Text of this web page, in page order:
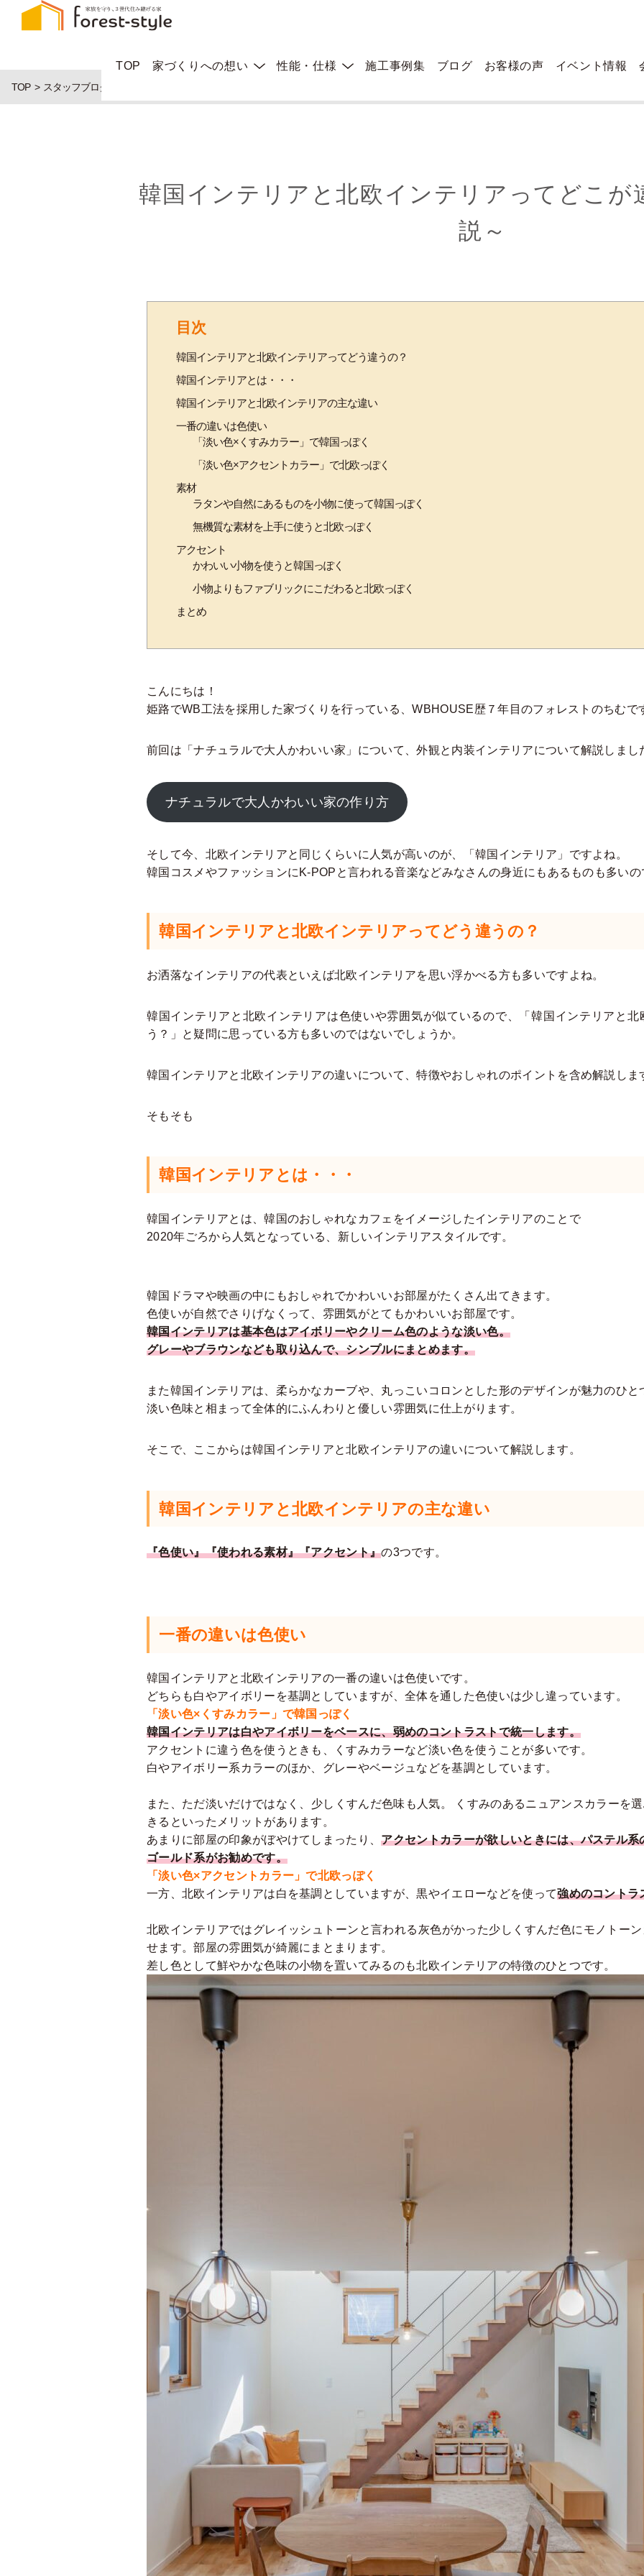
TOP 家づくりへの想い 性能・仕様 施工事例集 ブログ お客様の声 イベント情報
TOP スタッフブログ
韓国インテリアと北欧インテリアってどこが
説～
目次
韓国インテリアと北欧インテリアってどう違うの？
韓国インテリアとは・・・
韓国インテリアと北欧インテリアの主な違い
一番の違いは色使い
「淡い色×くすみカラー」で韓国っぽく
「淡い色×アクセントカラー」で北欧っぽく
素材
ラタンや自然にあるものを小物に使って韓国っぽく
無機質な素材を上手に使うと北欧っぽく
アクセント
かわいい小物を使うと韓国っぽく
小物よりもファブリックにこだわると北欧っぽく
まとめ
こんにちは！
姫路でWB工法を採用した家づくりを行っている、WBHOUSE歴７年目のフォレストのちむで
前回は「ナチュラルで大人かわいい家」について、外観と内装インテリアについて解説しまし
ナチュラルで大人かわいい家の作り方
そして今、北欧インテリアと同じくらいに人気が高いのが、「韓国インテリア」ですよね。
韓国コスメやファッションにK-POPと言われる音楽などみなさんの身近にもあるものも多いの
韓国インテリアと北欧インテリアってどう違うの？
お洒落なインテリアの代表といえば北欧インテリアを思い浮かべる方も多いですよね。
韓国インテリアと北欧インテリアは色使いや雰囲気が似ているので、「韓国インテリアと
う？」と疑問に思っている方も多いのではないでしょうか。
韓国インテリアと北欧インテリアの違いについて、特徴やおしゃれのポイントを含め解説しま
そもそも
韓国インテリアとは・・・
韓国インテリアとは、韓国のおしゃれなカフェをイメージしたインテリアのことで
2020年ごろから人気となっている、新しいインテリアスタイルです。
韓国ドラマや映画の中にもおしゃれでかわいいお部屋がたくさん出てきます。
色使いが自然でさりげなくって、雰囲気がとてもかわいいお部屋です。
韓国インテリアは基本色はアイボリーやクリーム色のような淡い色。
グレーやブラウンなども取り込んで、シンプルにまとめます。
また韓国インテリアは、柔らかなカーブや、丸っこいコロンとした形のデザインが魅力のひと
淡い色味と相まって全体的にふんわりと優しい雰囲気に仕上がります。
そこで、ここからは韓国インテリアと北欧インテリアの違いについて解説します。
韓国インテリアと北欧インテリアの主な違い
『色使い』『使われる素材』『アクセント』の3つです。
一番の違いは色使い
韓国インテリアと北欧インテリアの一番の違いは色使いです。
どちらも白やアイボリーを基調としていますが、全体を通した色使いは少し違っています。
「淡い色×くすみカラー」で韓国っぽく
韓国インテリアは白やアイボリーをベースに、弱めのコントラストで統一します。
アクセントに違う色を使うときも、くすみカラーなど淡い色を使うことが多いです。
白やアイボリー系カラーのほか、グレーやベージュなどを基調としています。
また、ただ淡いだけではなく、少しくすんだ色味も人気。 くすみのあるニュアンスカラーを
きるといったメリットがあります。
あまりに部屋の印象がぼやけてしまったり、アクセントカラーが欲しいときには、パステル系
ゴールド系がお勧めです。
「淡い色×アクセントカラー」で北欧っぽく
一方、北欧インテリアは白を基調としていますが、黒やイエローなどを使って強めのコントラ
北欧インテリアではグレイッシュトーンと言われる灰色がかった少しくすんだ色にモノトー
せます。部屋の雰囲気が綺麗にまとまります。
差し色として鮮やかな色味の小物を置いてみるのも北欧インテリアの特徴のひとつです。